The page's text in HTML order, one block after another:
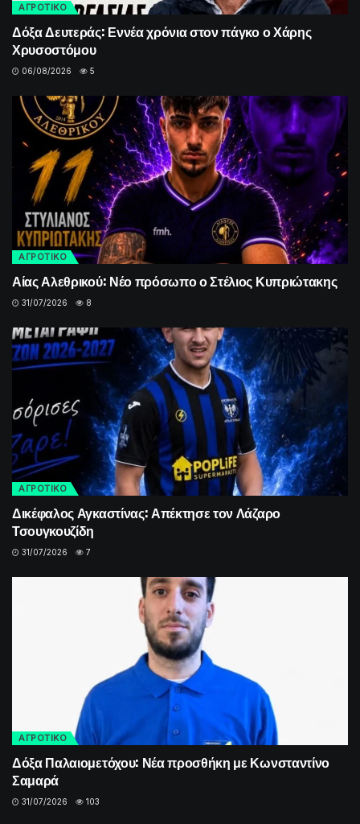
ΑΓΡΟΤΙΚΟ
Δόξα Δευτεράς: Εννέα χρόνια στον πάγκο ο Χάρης
Χρυσοστόμου
06/08/2026 5
ΑΓΡΟΤΙΚΟ
Αίας Αλεθρικού: Νέο πρόσωπο ο Στέλιος Κυπριώτακης
31/07/2026 8
ΑΓΡΟΤΙΚΟ
Δικέφαλος Αγκαστίνας: Απέκτησε τον Λάζαρο
Τσουγκουζίδη
31/07/2026 7
ΑΓΡΟΤΙΚΟ
Δόξα Παλαιομετόχου: Νέα προσθήκη με Κωνσταντίνο
Σαμαρά
31/07/2026 103